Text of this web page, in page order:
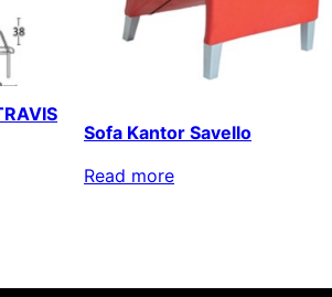
Sofa Kantor Savello
Read more